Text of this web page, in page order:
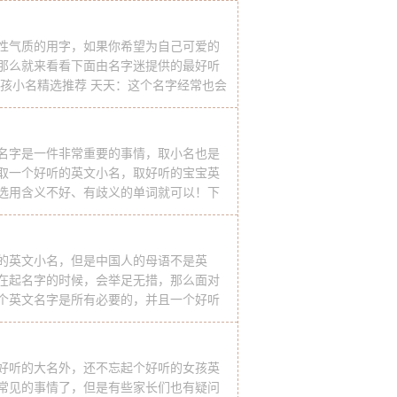
气质的用字，如果你希望为自己可爱的
么就来看看下面由名字迷提供的最好听
小名精选推荐 天天：这个名字经常也会
寓意表示为天天开心、快乐，读起来比
字是一件非常重要的事情，取小名也是
一个好听的英文小名，取好听的宝宝英
用含义不好、有歧义的单词就可以！下
宝宝英文小名大全吧！ 好听的宝宝英文
英文小名，但是中国人的母语不是英
起名字的时候，会举足无措，那么面对
英文名字是所有必要的，并且一个好听
耳，也让孩子自己也喜欢该英文小名。
听的大名外，还不忘起个好听的女孩英
见的事情了，但是有些家长们也有疑问